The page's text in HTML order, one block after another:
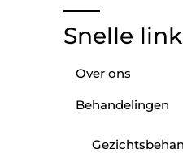
Snelle
Over ons
Behandelingen